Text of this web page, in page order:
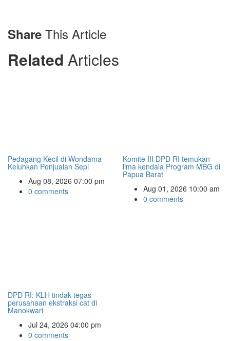
Share This Article
Related Articles
Pedagang Kecil di Wondama
Keluhkan Penjualan Sepi
Aug 08, 2026 07:00 pm
0 comments
Komite III DPD RI temukan
lima kendala Program MBG di
Papua Barat
Aug 01, 2026 10:00 am
0 comments
DPD RI: KLH tindak tegas
perusahaan ekstraksi cat di
Manokwari
Jul 24, 2026 04:00 pm
0 comments